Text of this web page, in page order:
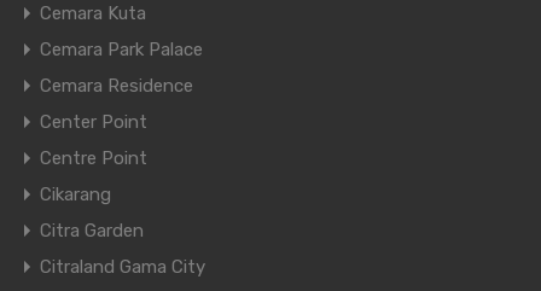
Cemara Kuta
Cemara Park Palace
Cemara Residence
Center Point
Centre Point
Cikarang
Citra Garden
Citraland Gama City